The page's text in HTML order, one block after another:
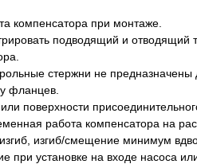
компенсатора при монтаже.
подводящий и отводящий
стержни не предназначены
фланцев.
поверхности
работа компенсатора на
изгиб, изгиб/смещение минимум
при установке на входе насоса